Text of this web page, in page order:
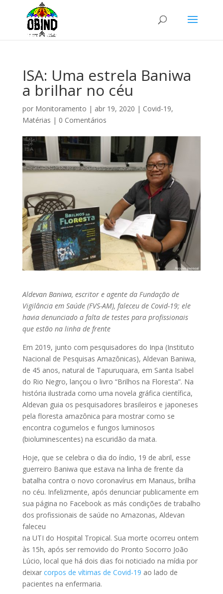
ISA: Uma estrela Baniwa
a brilhar no céu
por Monitoramento | abr 19, 2020 | Covid-19,
Matérias | 0 Comentários
Aldevan Baniwa, escritor e agente da Fundação de
Vigilância em Saúde (FVS-AM), faleceu de Covid-19; ele
havia denunciado a falta de testes para profissionais
que estão na linha de frente
Em 2019, junto com pesquisadores do Inpa (Instituto
Nacional de Pesquisas Amazônicas), Aldevan Baniwa,
de 45 anos, natural de Tapuruquara, em Santa Isabel
do Rio Negro, lançou o livro “Brilhos na Floresta”. Na
história ilustrada como uma novela gráfica científica,
Aldevan guia os pesquisadores brasileiros e japoneses
pela floresta amazônica para mostrar como se
encontra cogumelos e fungos luminosos
(bioluminescentes) na escuridão da mata.
Hoje, que se celebra o dia do índio, 19 de abril, esse
guerreiro Baniwa que estava na linha de frente da
batalha contra o novo coronavírus em Manaus, brilha
no céu. Infelizmente, após denunciar publicamente em
sua página no Facebook as más condições de trabalho
dos profissionais de saúde no Amazonas, Aldevan
faleceu
na UTI do Hospital Tropical. Sua morte ocorreu ontem
às 15h, após ser removido do Pronto Socorro João
Lúcio, local que há dois dias foi noticiado na mídia por
deixar corpos de vítimas de Covid-19 ao lado de
pacientes na enfermaria.